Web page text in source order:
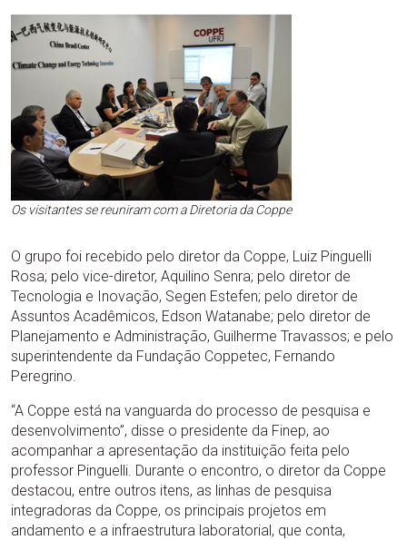
Os visitantes se reuniram com a Diretoria da Coppe
O grupo foi recebido pelo diretor da Coppe, Luiz Pinguelli
Rosa; pelo vice-diretor, Aquilino Senra; pelo diretor de
Tecnologia e Inovação, Segen Estefen; pelo diretor de
Assuntos Acadêmicos, Edson Watanabe; pelo diretor de
Planejamento e Administração, Guilherme Travassos; e pelo
superintendente da Fundação Coppetec, Fernando
Peregrino.
“A Coppe está na vanguarda do processo de pesquisa e
desenvolvimento”, disse o presidente da Finep, ao
acompanhar a apresentação da instituição feita pelo
professor Pinguelli. Durante o encontro, o diretor da Coppe
destacou, entre outros itens, as linhas de pesquisa
integradoras da Coppe, os principais projetos em
andamento e a infraestrutura laboratorial, que conta,